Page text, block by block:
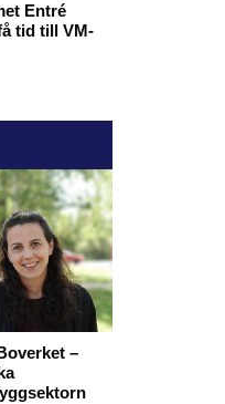
Entré
tid till VM-
–